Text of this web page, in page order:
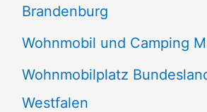
Brandenburg
Wohnmobil und Camping
Wohnmobilplatz
Westfalen